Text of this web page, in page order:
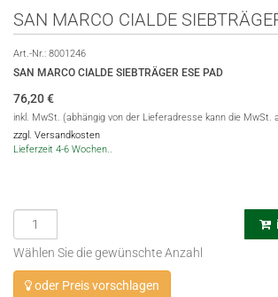
SAN MARCO CIALDE
Art.-Nr.: 8001246
SAN MARCO CIALDE SIEBTRÄGER ESE PAD
76,20€
inkl. MwSt. (abhängig von der Lieferadresse kann die MwSt.
zzgl. Versandkosten
Lieferzeit 4-6 Wochen..
Wählen Sie die gewünschte Anzahl
oder Preis vorschlagen